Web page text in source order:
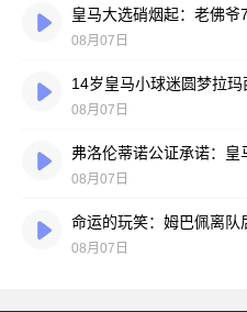
08月07日
08月07日
弗洛伦蒂诺公证承诺：
08月07日
08月07日